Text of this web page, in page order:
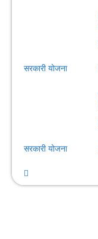
सरकारी योजना
सरकारी योजना